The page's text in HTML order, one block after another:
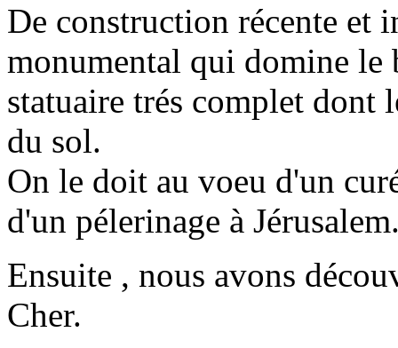
De construction récente et
monumental qui domine le
statuaire trés complet dont
du sol.
On le doit au voeu d'un
d'un pélerinage à
Ensuite , nous avons
Cher.